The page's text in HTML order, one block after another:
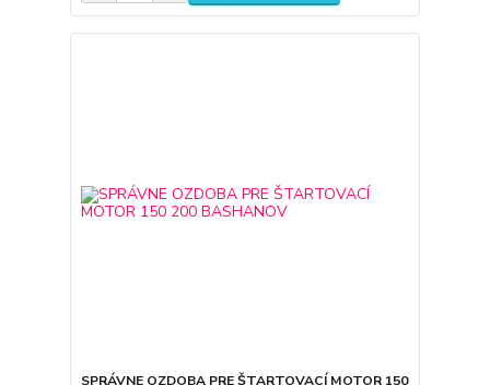
SPRÁVNE OZDOBA PRE ŠTARTOVACÍ MOTOR 150